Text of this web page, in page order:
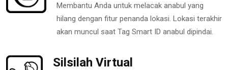
Membantu Anda untuk melacak anabul yang
hilang dengan fitur penanda lokasi. Lokasi terakhir
akan muncul saat Tag Smart ID anabul dipindai.
Silsilah Virtual